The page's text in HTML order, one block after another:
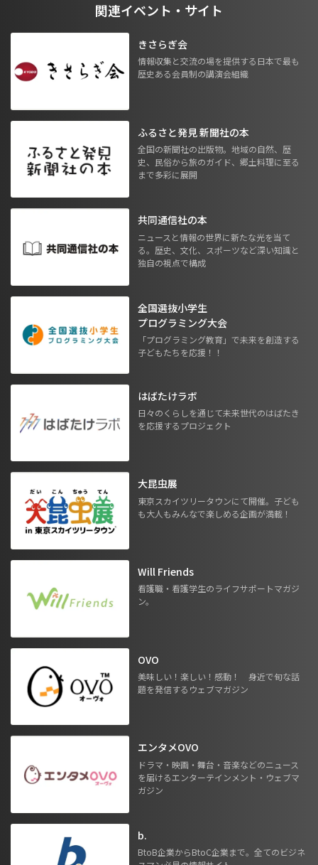
関連イベント・サイト
きさらぎ会
情報収集と交流の場を提供する日本で最も
歴史ある会員制の講演会組織
ふるさと発見 新聞社の本
全国の新聞社の出版物。地域の自然、歴
史、民俗から旅のガイド、郷土料理に至る
まで多彩に展開
共同通信社の本
ニュースと情報の世界に新たな光を当て
る。歴史、文化、スポーツなど深い知識と
独自の視点で構成
全国選抜小学生
プログラミング大会
「プログラミング教育」で未来を創造する
子どもたちを応援！！
はばたけラボ
日々のくらしを通じて未来世代のはばたき
を応援するプロジェクト
大昆虫展
東京スカイツリータウンにて開催。子ども
も大人もみんなで楽しめる企画が満載！
Will Friends
看護職・看護学生のライフサポートマガジ
ン。
OVO
美味しい！楽しい！感動！ 身近で旬な話
題を発信するウェブマガジン
エンタメOVO
ドラマ・映画・舞台・音楽などのニュース
を届けるエンターテインメント・ウェブマ
ガジン
b.
BtoB企業からBtoC企業まで。全てのビジネ